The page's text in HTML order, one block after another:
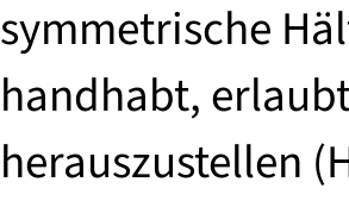
symmetrische
handhabt,
herauszustellen